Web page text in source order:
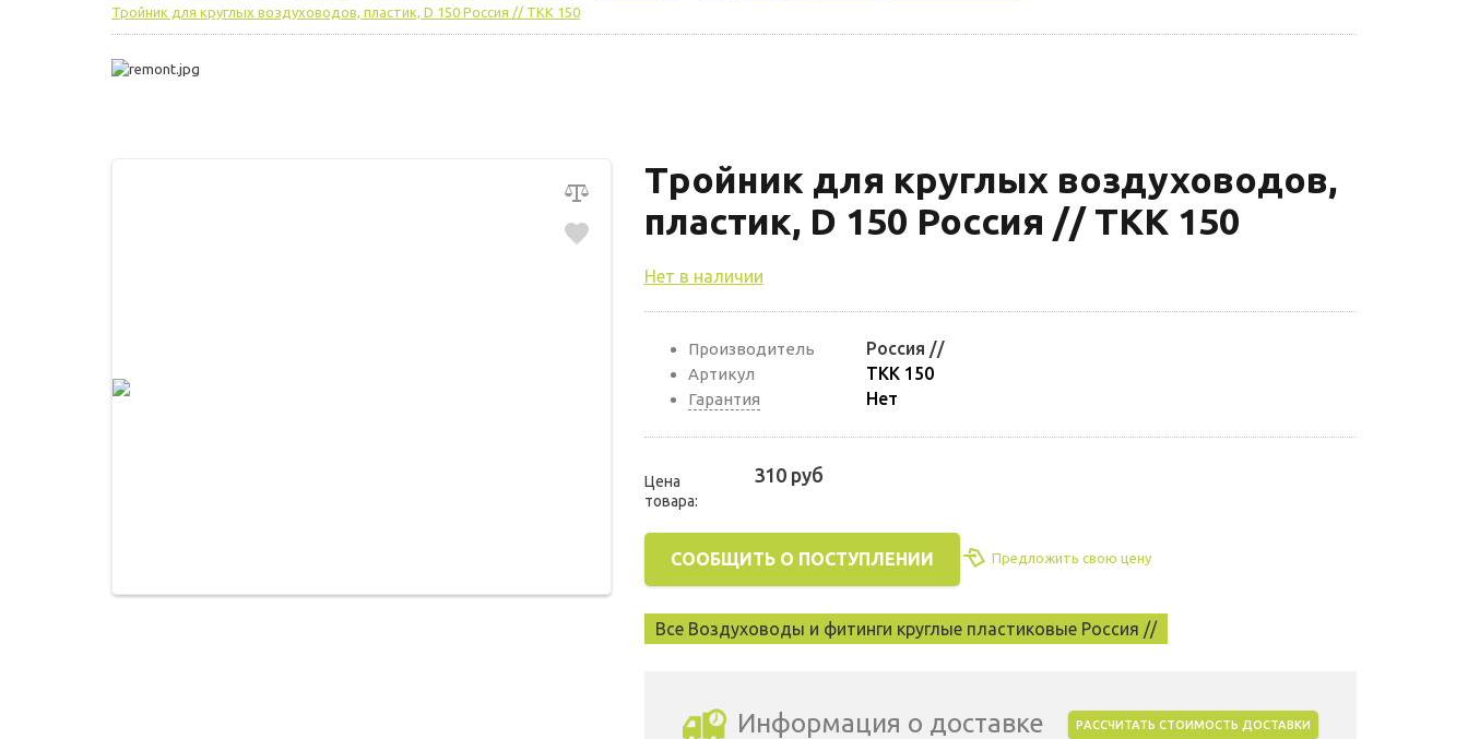
Тройник для круглых воздуховодов, пластик, D 150 Россия // ТКК 150
Тройник для круглых воздуховодов,
пластик, D 150 Россия // ТКК 150
Нет в наличии
Производитель Россия //
Артикул ТКК 150
Гарантия Нет
Цена
товара:
310 руб
СООБЩИТЬ О ПОСТУПЛЕНИИ Предложить свою цену
Все Воздуховоды и фитинги круглые пластиковые Россия //
Информация о доставке РАССЧИТАТЬ СТОИМОСТЬ ДОСТАВКИ